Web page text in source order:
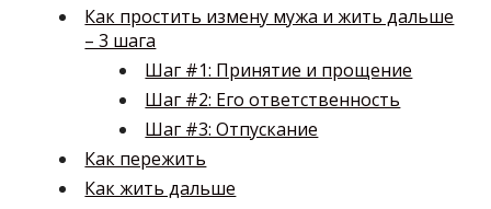
Как простить измену мужа и жить дальше
– 3 шага
Шаг #1: Принятие и прощение
Шаг #2: Его ответственность
Шаг #3: Отпускание
Как пережить
Как жить дальше